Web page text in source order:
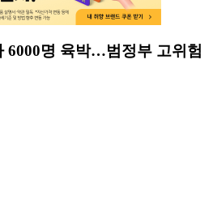
6000명 육박…범정부 고위험